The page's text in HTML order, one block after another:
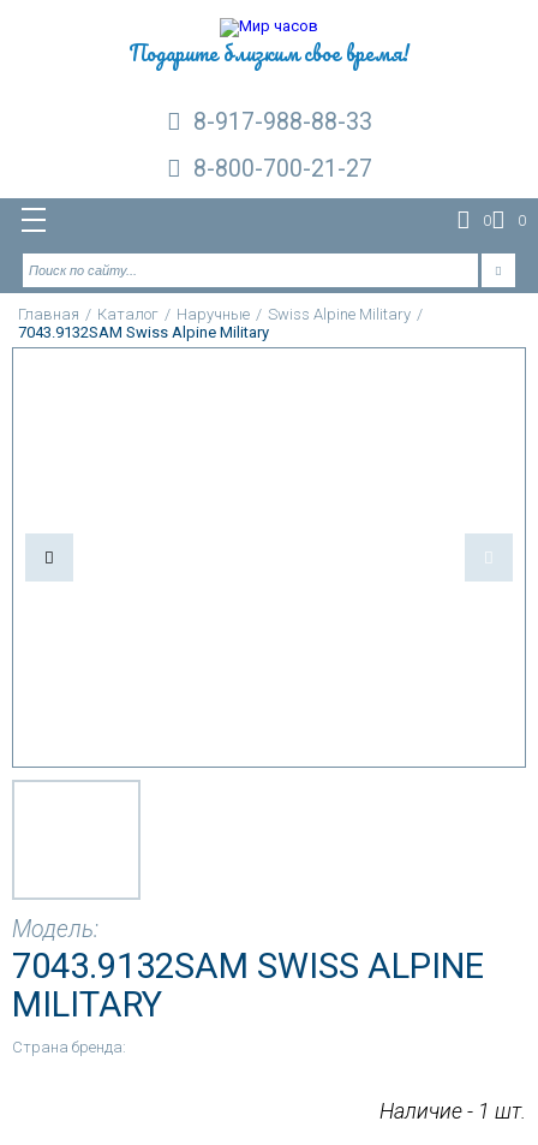
Подарите близким свое время!
8-917-988-88-33
8-800-700-21-27
0 0
Главная / Каталог / Наручные / Swiss Alpine Military /
7043.9132SAM Swiss Alpine Military
Модель:
7043.9132SAM SWISS ALPINE
MILITARY
Страна бренда:
Наличие - 1 шт.